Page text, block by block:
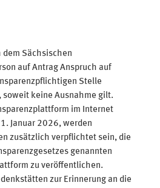
dem Sächsischen
auf Antrag Anspruch auf
Stelle
keine Ausnahme gilt.
im Internet
Januar 2026, werden
zusätzlich verpflichtet sein, die
genannten
zu veröffentlichen.
zur Erinnerung an die